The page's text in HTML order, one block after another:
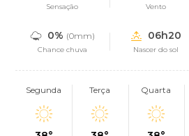
Sensação Vento
0% (0mm)
Chance chuva
06h20
Nascer do sol
Segunda Terça Quarta